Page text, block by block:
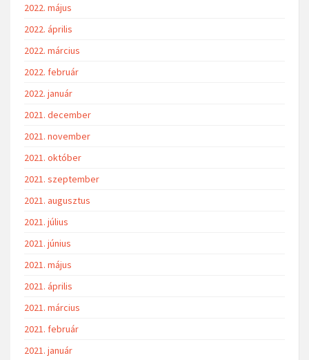
2022. május
2022. április
2022. március
2022. február
2022. január
2021. december
2021. november
2021. október
2021. szeptember
2021. augusztus
2021. július
2021. június
2021. május
2021. április
2021. március
2021. február
2021. január